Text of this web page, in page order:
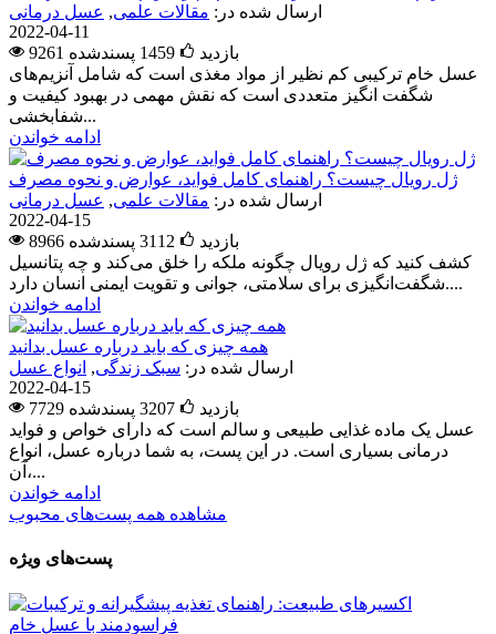
ارسال شده در: مقالات علمی, عسل درمانی
2022-04-11
9261 بازدید
1459 پسندشده
عسل خام ترکیبی کم نظیر از مواد مغذی است که شامل آنزیم‌های
شگفت انگیز متعددی است که نقش مهمی در بهبود کیفیت و
شفابخشی...
ادامه خواندن
ژل رویال چیست؟ راهنمای کامل فواید، عوارض و نحوه مصرف
ارسال شده در: مقالات علمی, عسل درمانی
2022-04-15
8966 بازدید
3112 پسندشده
کشف کنید که ژل رویال چگونه ملکه را خلق می‌کند و چه پتانسیل
شگفت‌انگیزی برای سلامتی، جوانی و تقویت ایمنی انسان دارد....
ادامه خواندن
همه چیزی که باید درباره عسل بدانید
ارسال شده در: سبک زندگی, انواع عسل
2022-04-15
7729 بازدید
3207 پسندشده
عسل یک ماده غذایی طبیعی و سالم است که دارای خواص و فواید
درمانی بسیاری است. در این پست، به شما درباره عسل، انواع
آن،...
ادامه خواندن
مشاهده همه پست‌های محبوب
پست‌های ویژه